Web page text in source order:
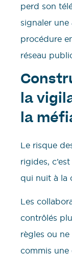
perd son
signaler
procédure
réseau
la
la
Le risque
rigides,
qui nuit à la
Les
contrôlés
règles ou
commis une